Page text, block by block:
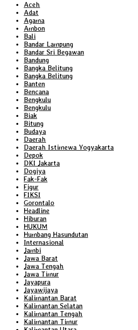
Aceh
Adat
Agama
Ambon
Bali
Bandar Lampung
Bandar Sri Begawan
Bandung
Bangka Belitung
Bangka Belitung
Banten
Bencana
Bengkulu
Bengkulu
Biak
Bitung
Budaya
Daerah
Daerah Istimewa Yogyakarta
Depok
DKI Jakarta
Dogiya
Fak-Fak
Figur
FIKSI
Gorontalo
Headline
Hiburan
HUKUM
Humbang Hasundutan
Internasional
Jambi
Jawa Barat
Jawa Tengah
Jawa Timur
Jayapura
Jayawijaya
Kalimantan Barat
Kalimantan Selatan
Kalimantan Tengah
Kalimantan Timur